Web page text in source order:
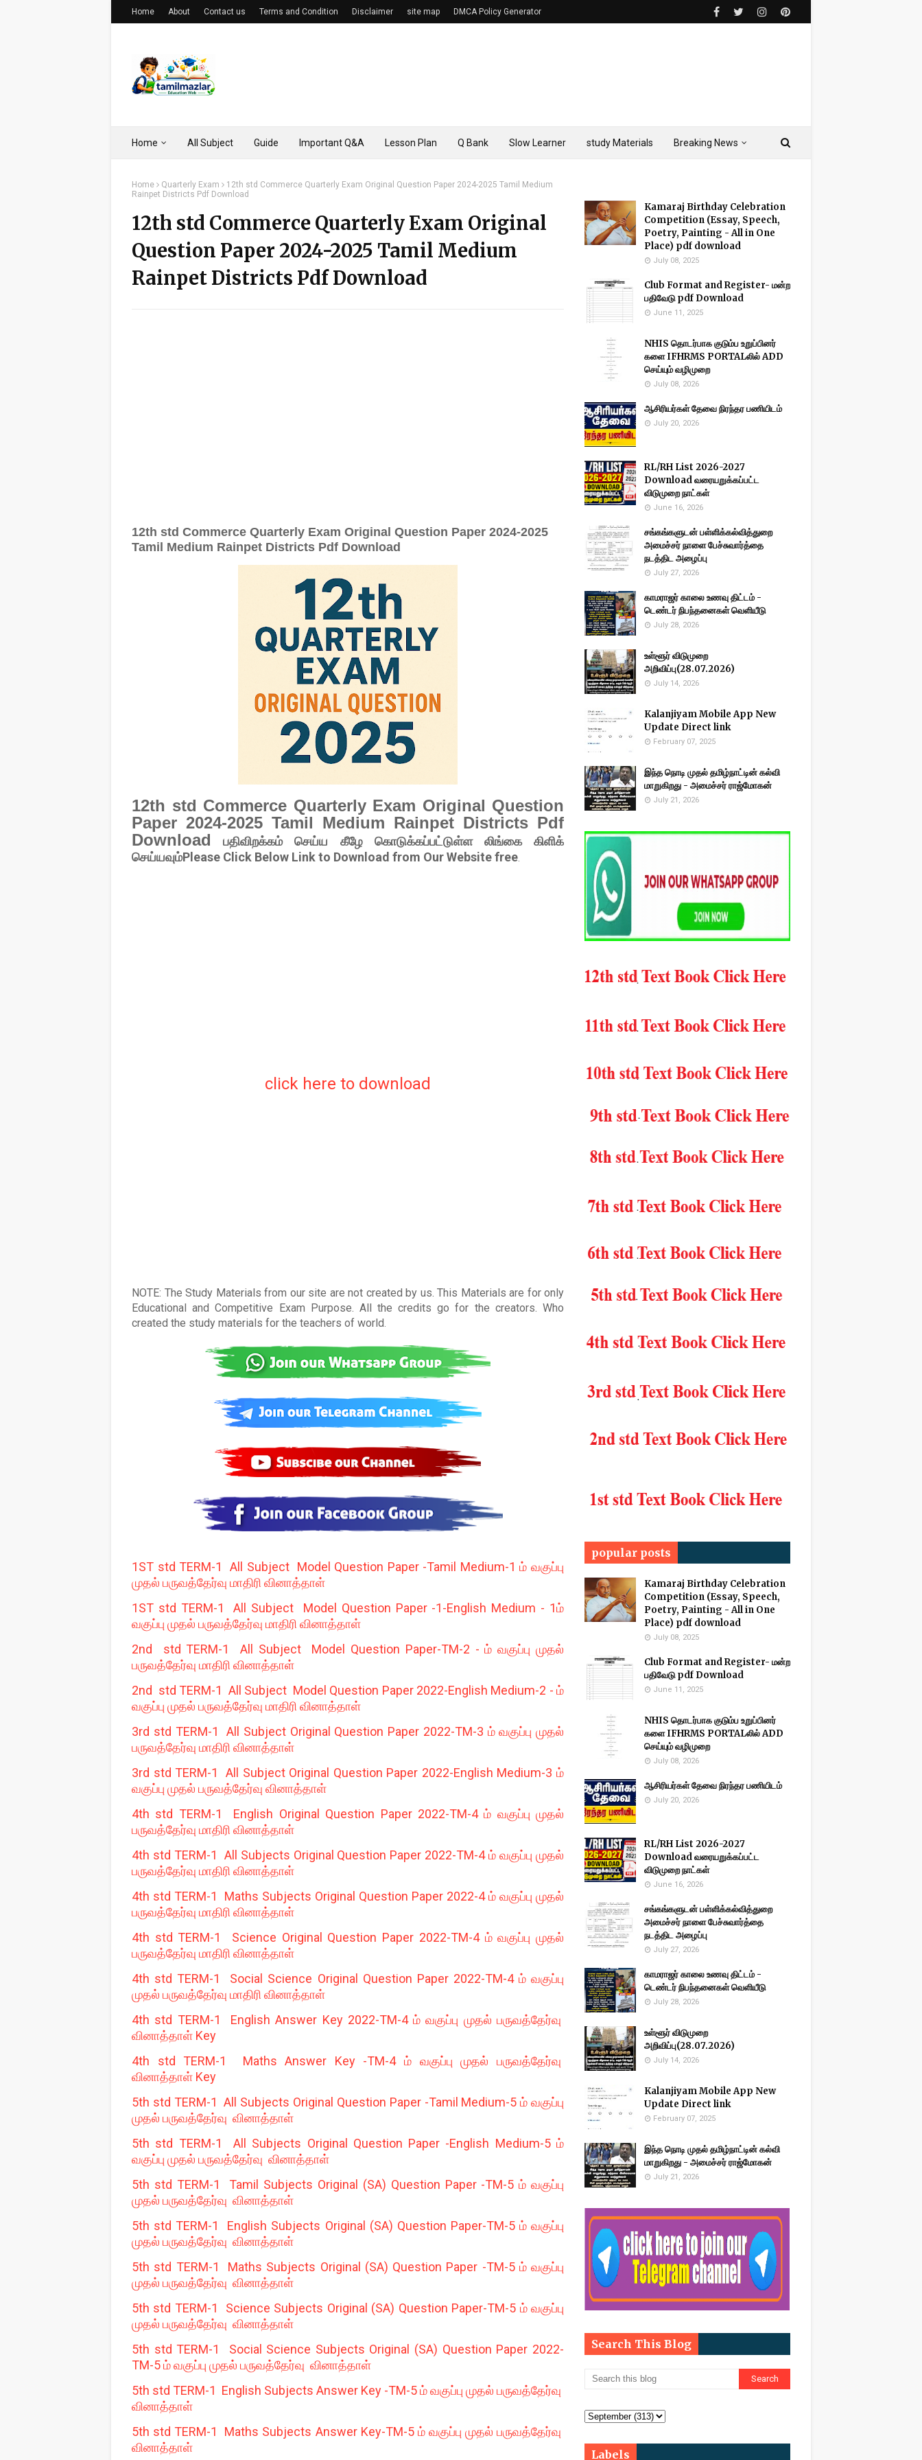
Home About Contact us Terms and Condition Disclaimer site map DMCA Policy Generator
Home All Subject Guide Important Q&A Lesson Plan Q Bank Slow Learner study Materials Breaking News
Home Quarterly Exam
12th std Commerce Quarterly Exam Original Question Paper 2024-2025 Tamil Medium
Rainpet Districts Pdf Download
12th std Commerce Quarterly Exam Original
Question Paper 2024-2025 Tamil Medium
Rainpet Districts Pdf Download
12th std Commerce Quarterly Exam Original Question Paper 2024-2025
Tamil Medium Rainpet Districts Pdf Download
12th std Commerce Quarterly Exam Original Question
Paper 2024-2025 Tamil Medium Rainpet Districts Pdf
Download பதிவிறக்கம் செய்ய கீழே கொடுக்கப்பட்டுள்ள லிங்கை கிளிக்
செய்யவும்Please Click Below Link to Download from Our Website free
click here to download
NOTE: The Study Materials from our site are not created by us. This Materials are for only
Educational and Competitive Exam Purpose. All the credits go for the creators. Who
created the study materials for the teachers of world
1ST std TERM-1 All Subject Model Question Paper -Tamil Medium-1 ம் வகுப்பு
முதல் பருவத்தேர்வு மாதிரி வினாத்தாள்
1ST std TERM-1 All Subject Model Question Paper -1-English Medium - 1ம்
வகுப்பு முதல் பருவத்தேர்வு மாதிரி வினாத்தாள்
2nd std TERM-1 All Subject Model Question Paper-TM-2 - ம் வகுப்பு முதல்
பருவத்தேர்வு மாதிரி வினாத்தாள்
2nd std TERM-1 All Subject Model Question Paper 2022-English Medium-2 - ம்
வகுப்பு முதல் பருவத்தேர்வு மாதிரி வினாத்தாள்
3rd std TERM-1 All Subject Original Question Paper 2022-TM-3 ம் வகுப்பு முதல்
பருவத்தேர்வு மாதிரி வினாத்தாள்
3rd std TERM-1 All Subject Original Question Paper 2022-English Medium-3 ம்
வகுப்பு முதல் பருவத்தேர்வு வினாத்தாள்
4th std TERM-1 English Original Question Paper 2022-TM-4 ம் வகுப்பு முதல்
பருவத்தேர்வு மாதிரி வினாத்தாள்
4th std TERM-1 All Subjects Original Question Paper 2022-TM-4 ம் வகுப்பு முதல்
பருவத்தேர்வு மாதிரி வினாத்தாள்
4th std TERM-1 Maths Subjects Original Question Paper 2022-4 ம் வகுப்பு முதல்
பருவத்தேர்வு மாதிரி வினாத்தாள்
4th std TERM-1 Science Original Question Paper 2022-TM-4 ம் வகுப்பு முதல்
பருவத்தேர்வு மாதிரி வினாத்தாள்
4th std TERM-1 Social Science Original Question Paper 2022-TM-4 ம் வகுப்பு
முதல் பருவத்தேர்வு மாதிரி வினாத்தாள்
4th std TERM-1 English Answer Key 2022-TM-4 ம் வகுப்பு முதல் பருவத்தேர்வு
வினாத்தாள் Key
4th std TERM-1 Maths Answer Key -TM-4 ம் வகுப்பு முதல் பருவத்தேர்வு
வினாத்தாள் Key
5th std TERM-1 All Subjects Original Question Paper -Tamil Medium-5 ம் வகுப்பு
முதல் பருவத்தேர்வு வினாத்தாள்
5th std TERM-1 All Subjects Original Question Paper -English Medium-5 ம்
வகுப்பு முதல் பருவத்தேர்வு வினாத்தாள்
5th std TERM-1 Tamil Subjects Original (SA) Question Paper -TM-5 ம் வகுப்பு
முதல் பருவத்தேர்வு வினாத்தாள்
5th std TERM-1 English Subjects Original (SA) Question Paper-TM-5 ம் வகுப்பு
முதல் பருவத்தேர்வு வினாத்தாள்
5th std TERM-1 Maths Subjects Original (SA) Question Paper -TM-5 ம் வகுப்பு
முதல் பருவத்தேர்வு வினாத்தாள்
5th std TERM-1 Science Subjects Original (SA) Question Paper-TM-5 ம் வகுப்பு
முதல் பருவத்தேர்வு வினாத்தாள்
5th std TERM-1 Social Science Subjects Original (SA) Question Paper 2022-
TM-5 ம் வகுப்பு முதல் பருவத்தேர்வு வினாத்தாள்
5th std TERM-1 English Subjects Answer Key -TM-5 ம் வகுப்பு முதல் பருவத்தேர்வு
வினாத்தாள்
5th std TERM-1 Maths Subjects Answer Key-TM-5 ம் வகுப்பு முதல் பருவத்தேர்வு
வினாத்தாள்
Kamaraj Birthday Celebration
Competition (Essay, Speech,
Poetry, Painting - All in One
Place) pdf download
July 08, 2025
Club Format and Register- மன்ற
பதிவேடு pdf Download
June 11, 2025
NHIS தொடர்பாக குடும்ப உறுப்பினர்
களை IFHRMS PORTALலில் ADD
செய்யும் வழிமுறை
July 08, 2026
ஆசிரியர்கள் தேவை நிரந்தர பணியிடம்
July 20, 2026
RL/RH List 2026-2027
Download வரையறுக்கப்பட்ட
விடுமுறை நாட்கள்
June 16, 2026
சங்கங்களுடன் பள்ளிக்கல்வித்துறை
அமைச்சர் நாளை பேச்சுவார்த்தை
நடத்திட அழைப்பு
July 27, 2026
காமராஜர் காலை உணவு திட்டம் -
டெண்டர் நிபந்தனைகள் வெளியீடு
July 28, 2026
உள்ளூர் விடுமுறை
அறிவிப்பு(28.07.2026)
July 14, 2026
Kalanjiyam Mobile App New
Update Direct link
February 07, 2025
இந்த நொடி முதல் தமிழ்நாட்டின் கல்வி
மாறுகிறது - அமைச்சர் ராஜ்மோகன்
July 21, 2026
popular posts
Kamaraj Birthday Celebration
Competition (Essay, Speech,
Poetry, Painting - All in One
Place) pdf download
July 08, 2025
Club Format and Register- மன்ற
பதிவேடு pdf Download
June 11, 2025
NHIS தொடர்பாக குடும்ப உறுப்பினர்
களை IFHRMS PORTALலில் ADD
செய்யும் வழிமுறை
July 08, 2026
ஆசிரியர்கள் தேவை நிரந்தர பணியிடம்
July 20, 2026
RL/RH List 2026-2027
Download வரையறுக்கப்பட்ட
விடுமுறை நாட்கள்
June 16, 2026
சங்கங்களுடன் பள்ளிக்கல்வித்துறை
அமைச்சர் நாளை பேச்சுவார்த்தை
நடத்திட அழைப்பு
July 27, 2026
காமராஜர் காலை உணவு திட்டம் -
டெண்டர் நிபந்தனைகள் வெளியீடு
July 28, 2026
உள்ளூர் விடுமுறை
அறிவிப்பு(28.07.2026)
July 14, 2026
Kalanjiyam Mobile App New
Update Direct link
February 07, 2025
இந்த நொடி முதல் தமிழ்நாட்டின் கல்வி
மாறுகிறது - அமைச்சர் ராஜ்மோகன்
July 21, 2026
Search This Blog
Labels